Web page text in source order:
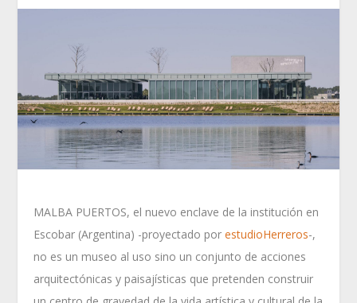
MALBA PUERTOS, el nuevo enclave de la institución en
Escobar (Argentina) -proyectado porestudioHerreros-,
no es un museo al uso sino un conjunto de acciones
arquitectónicas y paisajísticas que pretenden construir